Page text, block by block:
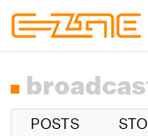
POSTS